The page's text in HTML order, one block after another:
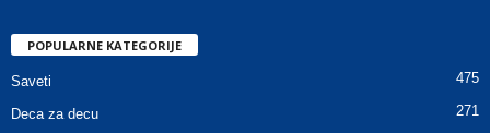
POPULARNE KATEGORIJE
Saveti 475
Deca za decu 271